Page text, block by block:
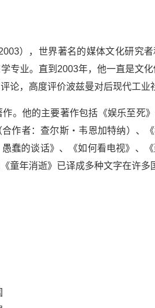
），世界著名的媒体文化研究
专业。直到2003年，他一直是文
论，高度评价波兹曼对后现代工业
。他的主要著作包括《娱乐至死
作者：查尔斯・韦恩加特纳）、
蠢的谈话》、《如何看电视》、
童年消逝》已译成多种文字在许多